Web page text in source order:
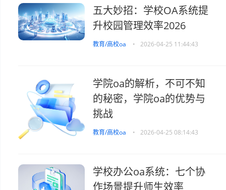
五大妙招：学校OA系统提
升校园管理效率2026
教育/高校oa • 2026-04-25 11:44:43
学院oa的解析，不可不知
的秘密，学院oa的优势与
挑战
教育/高校oa • 2026-04-25 08:14:43
学校办公oa系统：七个协
作场景提升师生效率